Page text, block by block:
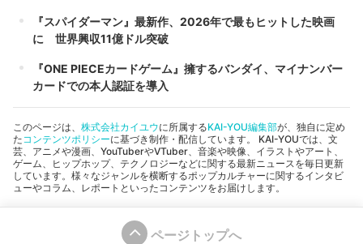
『スパイダーマン』最新作、2026年で最もヒットした映画
に 世界興収11億ドル突破
『ONE PIECEカードゲーム』擁するバンダイ、マイナンバー
カードでの本人認証を導入
このページは、 株式会社カイユウに所属するKAI-YOU編集部が、独自に定め
た コンテンツポリシーに基づき制作・配信しています。 KAI-YOUでは、文
芸、アニメや漫画、YouTuberやVTuber、音楽や映像、イラストやアート、
ゲーム、ヒップホップ、テクノロジーなどに関する最新ニュースを毎日更新
しています。様々なジャンルを横断するポップカルチャーに関するインタビ
ューやコラム、レポートといったコンテンツをお届けします。
ページトップへ